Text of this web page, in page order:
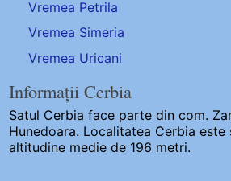
Vremea Petrila
Vremea Simeria
Vremea Uricani
Informații Cerbia
Satul Cerbia face parte din com.
Hunedoara. Localitatea Cerbia este
altitudine medie de 196 metri.